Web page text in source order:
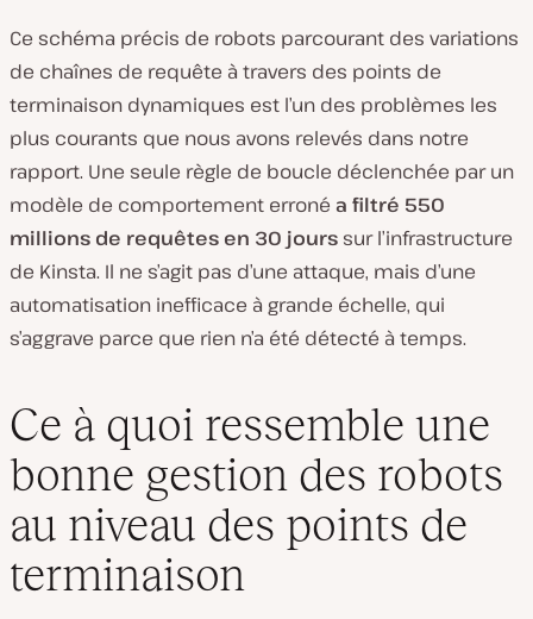
Ce schéma précis de robots parcourant des variations
de chaînes de requête à travers des points de
terminaison dynamiques est l’un des problèmes les
plus courants que nous avons relevés dans notre
rapport. Une seule règle de boucle déclenchée par un
modèle de comportement erroné a filtré 550
millions de requêtes en 30 jours sur l’infrastructure
de Kinsta. Il ne s’agit pas d’une attaque, mais d’une
automatisation inefficace à grande échelle, qui
s’aggrave parce que rien n’a été détecté à temps.
Ce à quoi ressemble une
bonne gestion des robots
au niveau des points de
terminaison